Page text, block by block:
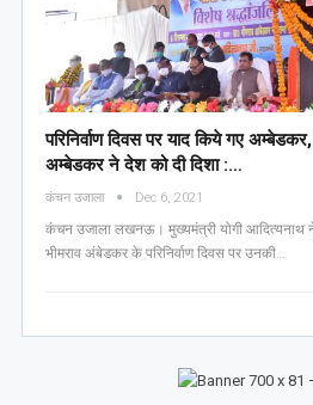
परिनिर्वाण दिवस पर याद किये गए
अम्बेडकर ने देश को दी दिशा :…
कंचन उजाला Dec 6, 2021
कंचन उजाला लखनऊ। मुख्यमंत्री योगी आदित्यनाथ ने
भीमराव अंबेडकर के परिनिर्वाण दिवस पर उनकी…